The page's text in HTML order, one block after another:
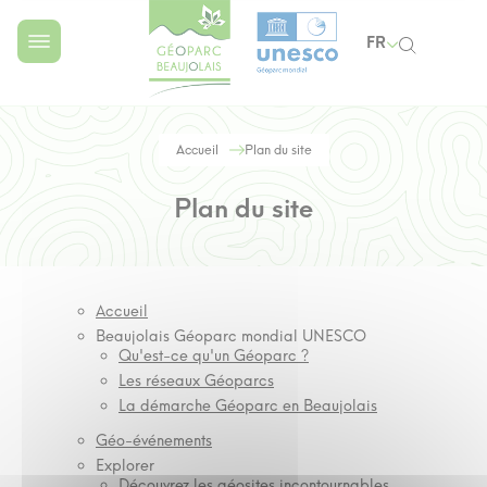
FR
Accueil Plan du site
Plan du site
Accueil
Beaujolais Géoparc mondial UNESCO
Qu'est-ce qu'un Géoparc ?
Les réseaux Géoparcs
La démarche Géoparc en Beaujolais
Géo-événements
Explorer